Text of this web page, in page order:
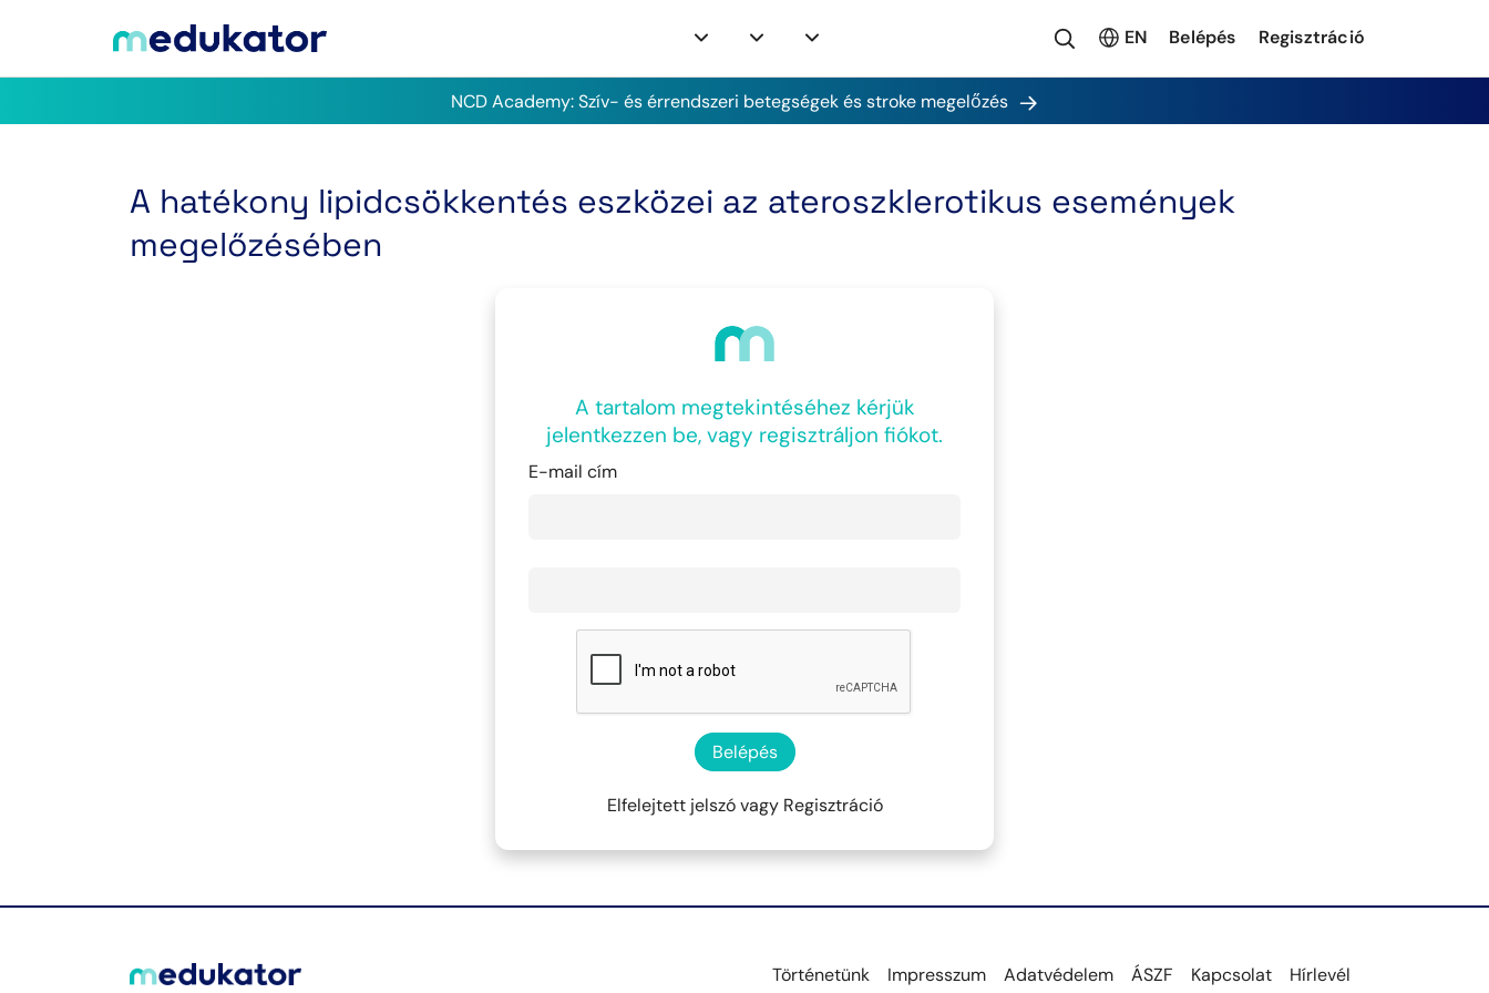
NCD Academy: Szív- és érrendszeri betegségek és stroke megelőzés
EN Belépés Regisztráció
A hatékony lipidcsökkentés eszközei az ateroszklerotikus események
megelőzésében
A tartalom megtekintéséhez kérjük
jelentkezzen be, vagy regisztráljon fiókot.
E-mail cím
Belépés
Elfelejtett jelszóvagy Regisztráció
Történetünk Impresszum Adatvédelem ÁSZF Kapcsolat Hírlevél